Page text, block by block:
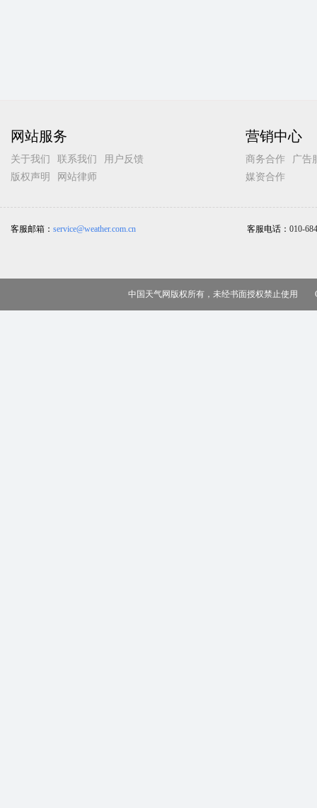
网站服务
关于我们 联系我们
用户反馈
版权声明
网站律师
营销中心
商务合作
广告
媒资合作
客服邮箱： service@weather.com.cn 客服电话： 010-
中国天气网版权所有，未经书面授权禁止使用